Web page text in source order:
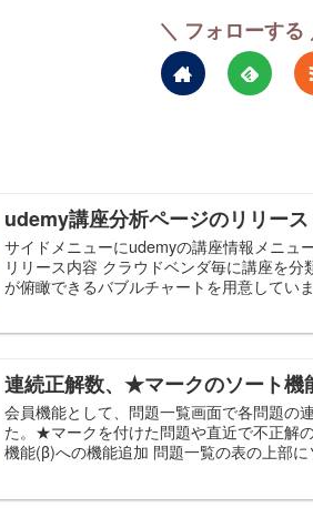
＼ フォローする
udemy講座分析ページのリリース
サイドメニューにudemyの講座情報メニュ
リリース内容 クラウドベンダ毎に講座を
が俯瞰できるバブルチャートを用意してい
連続正解数、★マークのソート機
会員機能として、問題一覧画面で各問題の
た。★マークを付けた問題や直近で不正解
機能(β)への機能追加 問題一覧の表の上部